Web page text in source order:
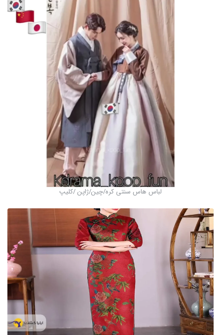
لباس هاس سنتی کره/چین/ژاپن /کلیپ